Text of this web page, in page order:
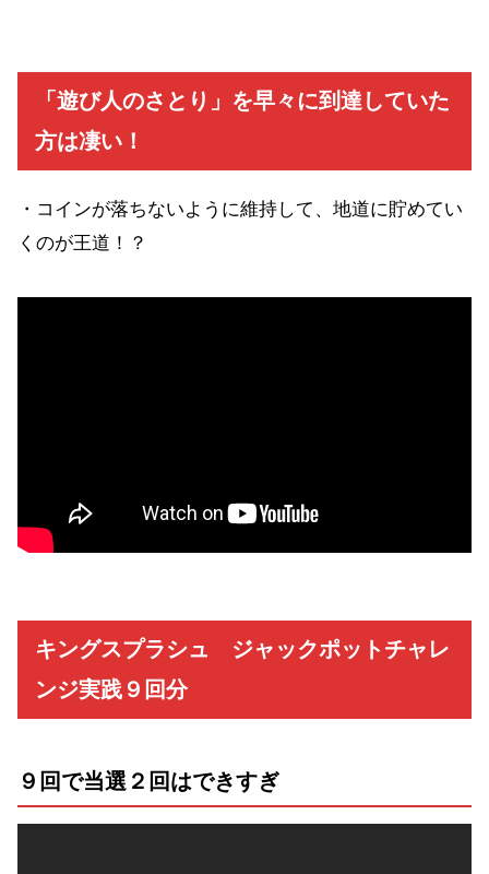
「遊び人のさとり」を早々に到達していた
方は凄い！
・コインが落ちないように維持して、地道に貯めてい
くのが王道！？
キングスプラシュ ジャックポットチャレ
ンジ実践９回分
９回で当選２回はできすぎ